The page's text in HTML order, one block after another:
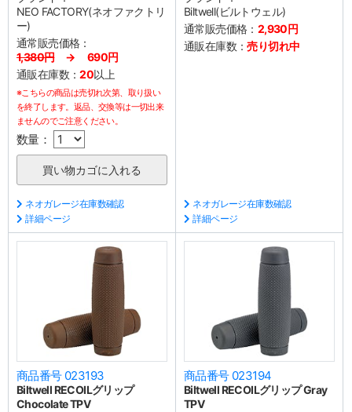
NEO FACTORY(ネオファクトリ
ー)
通常販売価格：
1,380円→ 690円
通販在庫数：20以上
※こちらの商品は売切れ次第、取り扱い
を終了します。返品、交換等は一切出来
ませんのでご注意ください。
数量：
ネオガレージ在庫数確認
詳細ページ
Biltwell(ビルトウェル)
通常販売価格： 2,930円
通販在庫数：売り切れ中
ネオガレージ在庫数確認
詳細ページ
商品番号 023193
Biltwell RECOILグリップ
Chocolate TPV
商品番号 023194
Biltwell RECOILグリップ Gray
TPV